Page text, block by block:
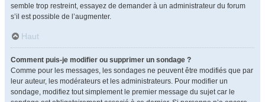
semble trop restreint, essayez de demander à un administrateur du forum
s’il est possible de l’augmenter.
Haut
Comment puis-je modifier ou supprimer un sondage ?
Comme pour les messages, les sondages ne peuvent être modifiés que par
leur auteur, les modérateurs et les administrateurs. Pour modifier un
sondage, modifiez tout simplement le premier message du sujet car le